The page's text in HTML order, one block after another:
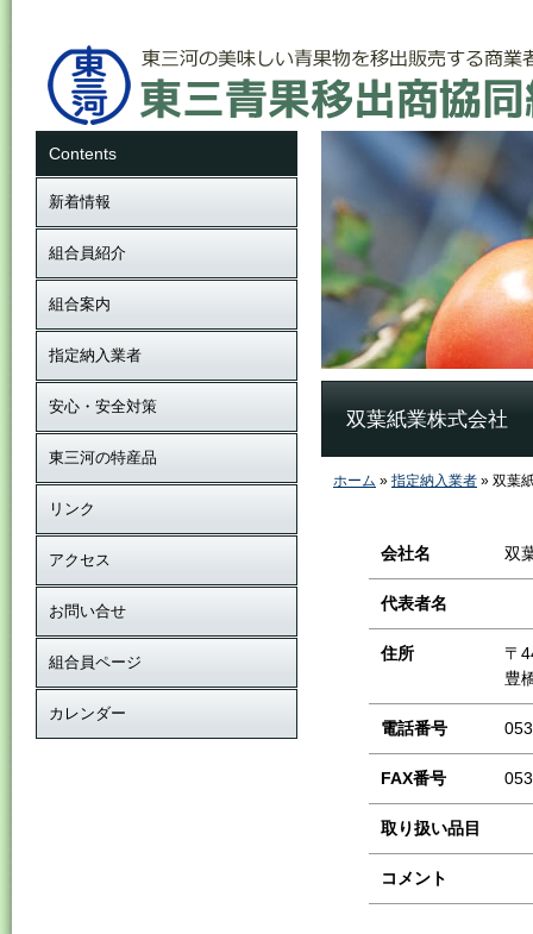
双葉紙業株式会社
ホーム » 指定納入業者 » 双葉
会社名 双
代表者名
住所
〒
豊
電話番号
FAX番号
取り扱い品目
コメント
Contents
新着情報
組合員紹介
組合案内
指定納入業者
安心・安全対策
東三河の特産品
リンク
アクセス
お問い合せ
組合員ページ
カレンダー